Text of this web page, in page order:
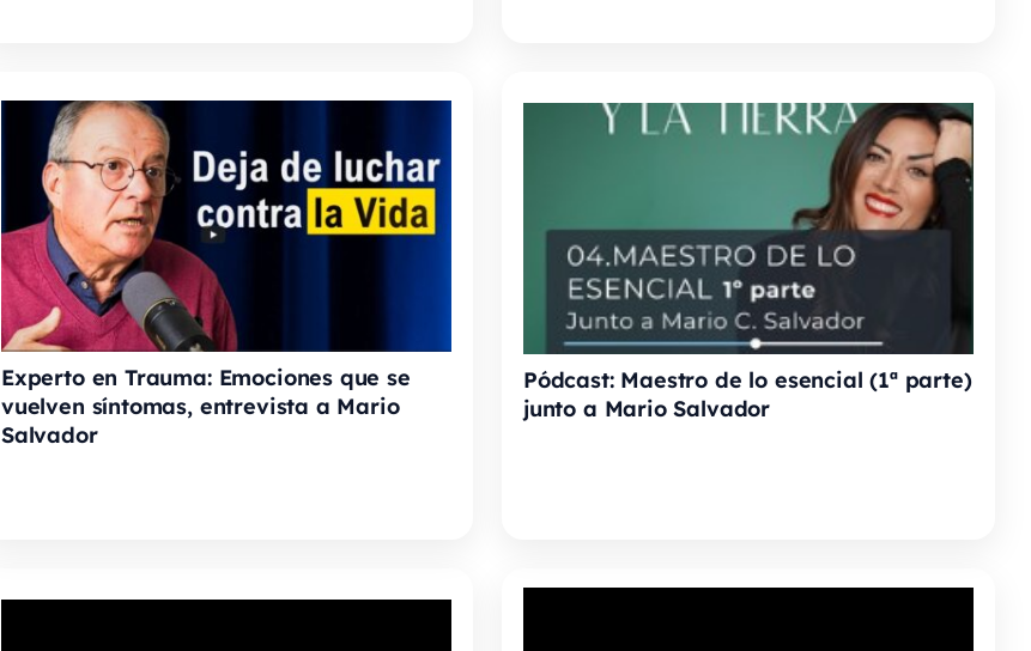
Experto en Trauma: Emociones que se
vuelven síntomas, entrevista a Mario
Salvador
Pódcast: Maestro de lo esencial (1ª parte)
junto a Mario Salvador